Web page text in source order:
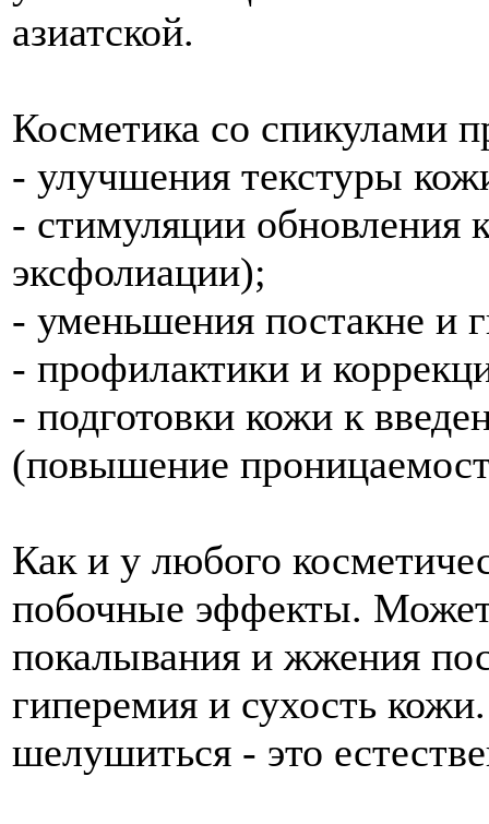
азиатской.
Косметика со спикулами
- улучшения текстуры
- стимуляции обновления
эксфолиации);
- уменьшения постакне и
- профилактики и
- подготовки кожи к
(повышение
Как и у любого
побочные эффекты.
покалывания и жжения
гиперемия и сухость
шелушиться - это